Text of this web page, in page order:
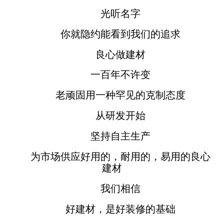
光听名字
你就隐约能看到我们的追求
良心做建材
一百年不许变
老顽固用一种罕见的克制态度
从研发开始
坚持自主生产
为市场供应好用的，耐用的，易用的良心
建材
我们相信
好建材，是好装修的基础